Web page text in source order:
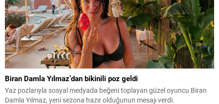
Biran Damla Yılmaz’dan bikinili poz geldi
Yaz pozlarıyla sosyal medyada beğeni toplayan güzel oyuncu Biran
Damla Yılmaz, yeni sezona hazır olduğunun mesajı verdi.